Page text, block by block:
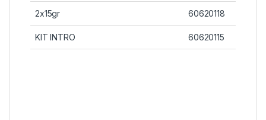
2x15gr 60620118
KIT INTRO 60620115